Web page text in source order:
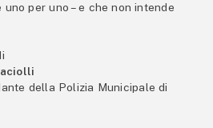
per uno – e che non intende
della Polizia Municipale di